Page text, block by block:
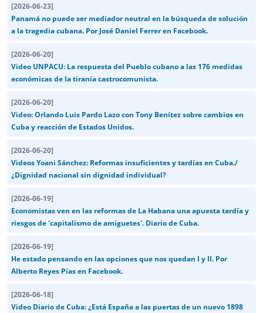
[2026-06-23]
Panamá no puede ser mediador neutral en la búsqueda de solución
a la tragedia cubana. Por José Daniel Ferrer en Facebook.
[2026-06-20]
Video UNPACU: La respuesta del Pueblo cubano a las 176 medidas
económicas de la tiranía castrocomunista.
[2026-06-20]
Video: Orlando Luis Pardo Lazo con Tony Benítez sobre cambios en
Cuba y reacción de Estados Unidos.
[2026-06-20]
Videos Yoani Sánchez: Reformas insuficientes y tardías en Cuba./
¿Dignidad nacional sin dignidad individual?
[2026-06-19]
Economistas ven en las reformas de La Habana una apuesta tardía y
riesgos de 'capitalismo de amiguetes'. Diario de Cuba.
[2026-06-19]
He estado pensando en las opciones que nos quedan I y II. Por
Alberto Reyes Pías en Facebook.
[2026-06-18]
Video Diario de Cuba: ¿Está España a las puertas de un nuevo 1898